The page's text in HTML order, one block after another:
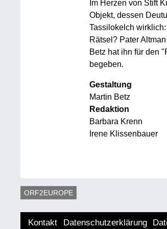
Im Herzen von Stift
Objekt, dessen
Tassilokelch
Rätsel? Pater
Betz hat ihn für den
begeben.
Gestaltung
Martin Betz
Redaktion
Barbara Krenn
Irene Klissenbauer
ORF2EUROPE
Kontakt Datenschutzerklärung